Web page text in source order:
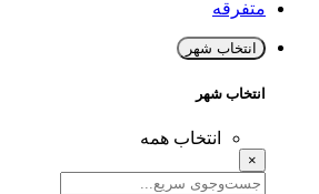
متفرقه
انتخاب شهر
انتخاب شهر
انتخاب همه
×